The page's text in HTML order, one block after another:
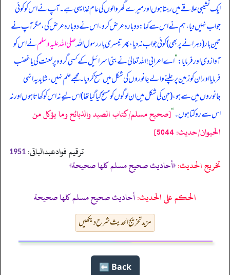
ایک نشیبی علاقے میں رہتا ہوں اور میرے گھر والوں کی عام غذا یہی ہے۔ آپ نے اس کو کوئی
جواب نہیں دیا، ہم نے اس سے کہا: دوبارہ عرض کرو، اس نے دوبارہ عرض کی، مگر آپ نے
تین بار (دہرانے پر بھی) کوئی جواب نہ دیا، پھر تیسری بار رسول اللہصلی اللہ علیہ وسلمنے اس کو
آواز دی اور فرمایا:”اے اعرابی! اللہ تعالیٰ نے بنی اسرائیل کے کسی گروہ پر لعنت کی یا غضب
فرمایا اور ان کو زمین پر چلنے والے جانوروں کی شکل میں مسخ کر دیا۔ مجھے علم نہیں، شاید یہ انہی
جانوروں میں سے ہو، (جن کی شکل میں ان لوگوں کو مسخ کیا گیا تھا) اس لیے نہ اس کو کھاتا ہوں اور نہ
اس سے روکتا ہوں۔“[صحيح مسلم/كتاب الصيد والذبائح وما يؤكل من
الحيوان/حدیث: 5044]
ترقیم فوادعبدالباقی: 1951
تخریج الحدیث:«أحاديث صحيح مسلم كلها صحيحة»
الحكم على الحديث:أحاديث صحيح مسلم كلها صحيحة
مزید تخریج الحدیث شرح دیکھیں
Back ⬅️